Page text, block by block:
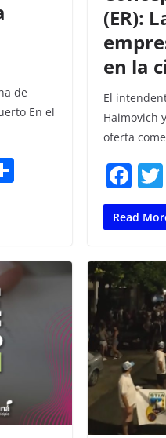
de
En el
ar
tir
(ER):
en la
El
Haimovich
oferta
F
a
c
b
o
o
k
Read